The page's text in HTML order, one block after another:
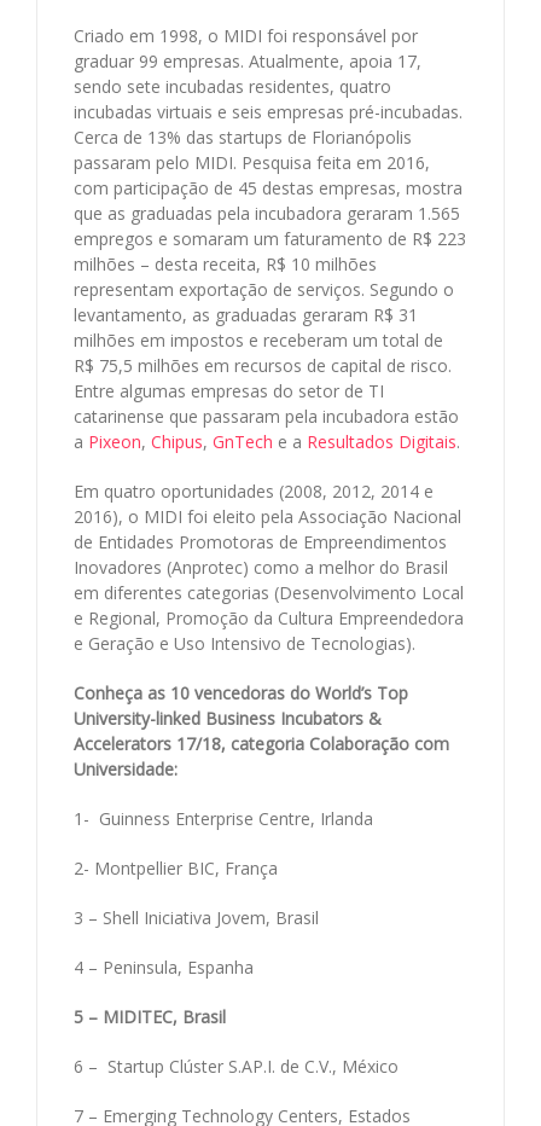
Criado em 1998, o MIDI foi responsável por
graduar 99 empresas. Atualmente, apoia 17,
sendo sete incubadas residentes, quatro
incubadas virtuais e seis empresas pré-incubadas.
Cerca de 13% das startups de Florianópolis
passaram pelo MIDI. Pesquisa feita em 2016,
com participação de 45 destas empresas, mostra
que as graduadas pela incubadora geraram 1.565
empregos e somaram um faturamento de R$ 223
milhões – desta receita, R$ 10 milhões
representam exportação de serviços. Segundo o
levantamento, as graduadas geraram R$ 31
milhões em impostos e receberam um total de
R$ 75,5 milhões em recursos de capital de risco.
Entre algumas empresas do setor de TI
catarinense que passaram pela incubadora estão
a Pixeon, Chipus, GnTech e a Resultados Digitais.
Em quatro oportunidades (2008, 2012, 2014 e
2016), o MIDI foi eleito pela Associação Nacional
de Entidades Promotoras de Empreendimentos
Inovadores (Anprotec) como a melhor do Brasil
em diferentes categorias (Desenvolvimento Local
e Regional, Promoção da Cultura Empreendedora
e Geração e Uso Intensivo de Tecnologias).
Conheça as 10 vencedoras do World’s Top
University-linked Business Incubators &
Accelerators 17/18, categoria Colaboração com
Universidade:
1- Guinness Enterprise Centre, Irlanda
2- Montpellier BIC, França
3 – Shell Iniciativa Jovem, Brasil
4 – Peninsula, Espanha
5 – MIDITEC, Brasil
6 – Startup Clúster S.AP.I. de C.V., México
7 – Emerging Technology Centers, Estados